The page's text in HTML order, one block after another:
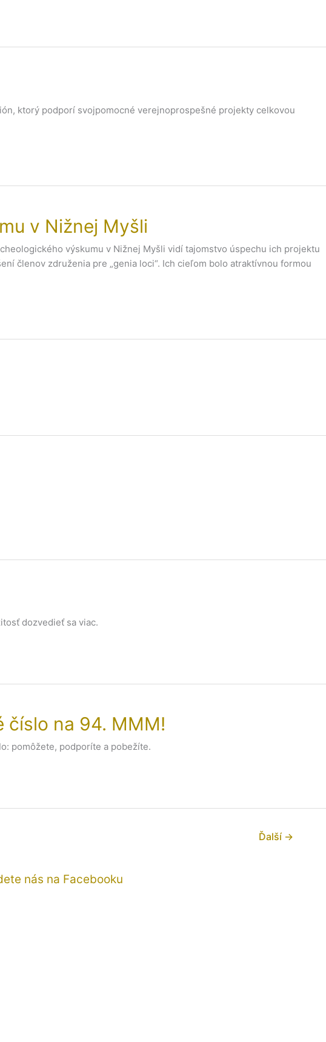
ktorý podporí svojpomocné verejnoprospešné projekty celkovou
v Nižnej Myšli
výskumu v Nižnej Myšli vidí tajomstvo úspechu ich projektu
členov združenia pre „genia loci“. Ich cieľom bolo atraktívnou formou
dozvedieť sa viac.
číslo na 94. MMM!
pomôžete, podporíte a pobežíte.
Ďalší →
nás na Facebooku